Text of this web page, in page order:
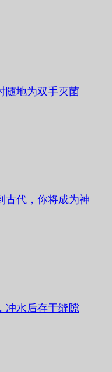
随地为双手灭菌
古代，你将成为神
冲水后存于缝隙